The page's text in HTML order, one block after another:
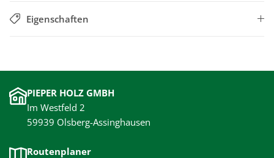
Eigenschaften
PIEPER HOLZ GMBH
Im Westfeld 2
59939 Olsberg-Assinghausen
Routenplaner